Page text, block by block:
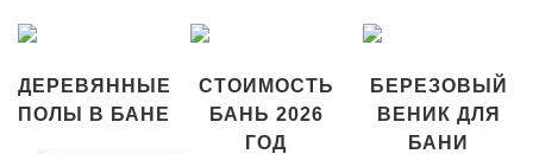
ДЕРЕВЯННЫЕ
ПОЛЫ В БАНЕ
СТОИМОСТЬ
БАНЬ 2026
ГОД
БЕРЕЗОВЫЙ
ВЕНИК ДЛЯ
БАНИ